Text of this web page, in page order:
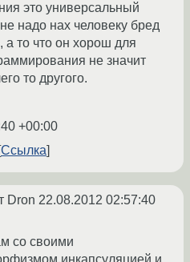
это универсальный
надо нах человеку бред
а то что он хорош для
не значит
то другого.
+00:00
Ссылка
Dron 22.08.2012 02:57:40
со своими